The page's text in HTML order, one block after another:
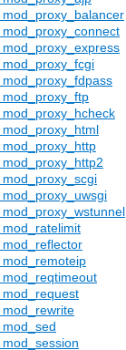
mod_reflector
mod_request
mod_rewrite